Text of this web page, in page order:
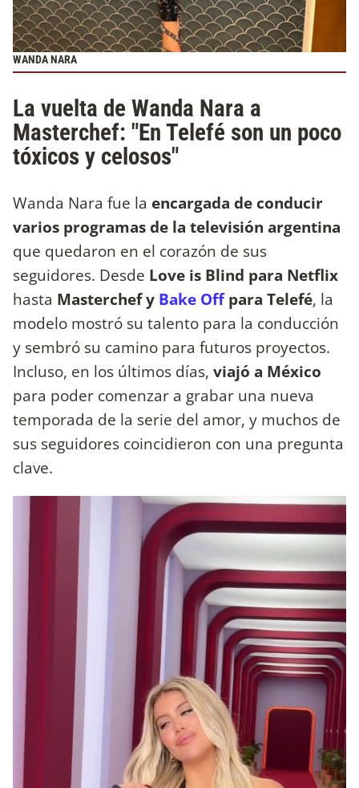
WANDA NARA
La vuelta de Wanda Nara a
Masterchef: "En Telefé son un poco
tóxicos y celosos"
Wanda Nara fue la encargada de conducir
varios programas de la televisión argentina
que quedaron en el corazón de sus
seguidores. Desde Love is Blind para Netflix
hasta Masterchef y Bake Offpara Telefé, la
modelo mostró su talento para la conducción
y sembró su camino para futuros proyectos.
Incluso, en los últimos días, viajó a México
para poder comenzar a grabar una nueva
temporada de la serie del amor, y muchos de
sus seguidores coincidieron con una pregunta
clave.